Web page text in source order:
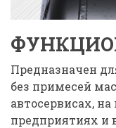
Предназначен
без примесей
автосервисах,
предприятиях и